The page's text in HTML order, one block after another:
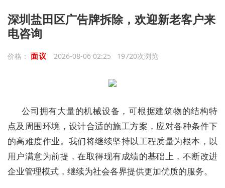
深圳盐田区广告牌拆除，欢迎新老客户来
电咨询
价格： 面议 2026-08-06 02:25 19720次浏览
公司拥有大量的机械设备，可根据建筑物的结构特
点及周围环境，设计合适的施工方案，应对各种条件下
的高难度作业。我们将继续坚持以工程质量为根本，以
用户满意为前提，在取得现有成绩的基础上，不断改进
企业管理模式，继续为社会各界提供更加优质的服务。